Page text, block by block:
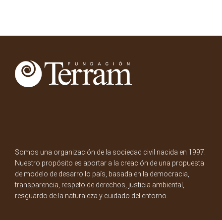
Somos una organización de la sociedad civil nacida en 1997.
Nuestro propósito es aportar a la creación de una propuesta
de modelo de desarrollo país, basada en la democracia,
transparencia, respeto de derechos, justicia ambiental,
resguardo de la naturaleza y cuidado del entorno.